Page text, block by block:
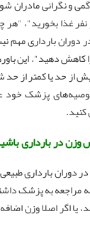
و نگرانی مادران
نفر غذا بخورید"،
دوران بارداری مهم
کاهش دهید". این
از حد یا کمتر از
توصیه‌های پزشک
کنید.
وزن در بارداری
دوران بارداری
مراجعه به پزشک
یا اگر اصلا وزن